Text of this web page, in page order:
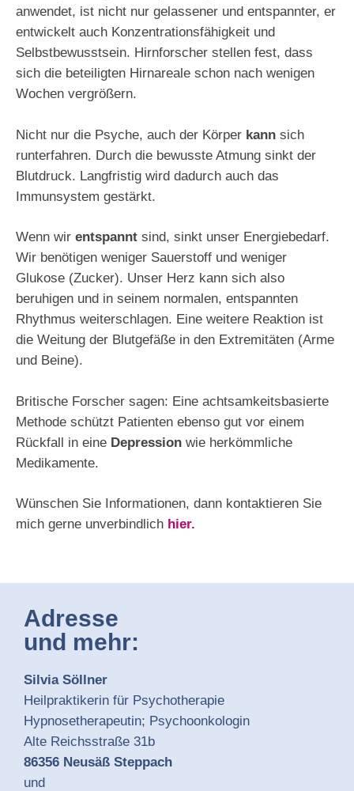
anwendet, ist nicht nur gelassener und entspannter, er
entwickelt auch Konzentrationsfähigkeit und
Selbstbewusstsein. Hirnforscher stellen fest, dass
sich die beteiligten Hirnareale schon nach wenigen
Wochen vergrößern.
Nicht nur die Psyche, auch der Körper kann sich
runterfahren. Durch die bewusste Atmung sinkt der
Blutdruck. Langfristig wird dadurch auch das
Immunsystem gestärkt.
Wenn wir entspannt sind, sinkt unser Energiebedarf.
Wir benötigen weniger Sauerstoff und weniger
Glukose (Zucker). Unser Herz kann sich also
beruhigen und in seinem normalen, entspannten
Rhythmus weiterschlagen. Eine weitere Reaktion ist
die Weitung der Blutgefäße in den Extremitäten (Arme
und Beine).
Britische Forscher sagen: Eine achtsamkeitsbasierte
Methode schützt Patienten ebenso gut vor einem
Rückfall in eine Depression wie herkömmliche
Medikamente.
Wünschen Sie Informationen, dann kontaktieren Sie
mich gerne unverbindlich hier.
Adresse
und mehr:
Silvia Söllner
Heilpraktikerin für Psychotherapie
Hypnosetherapeutin; Psychoonkologin
Alte Reichsstraße 31b
86356 Neusäß Steppach
und